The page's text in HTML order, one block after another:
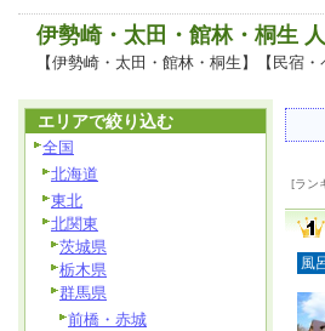
伊勢崎・太田・館林・桐生
【伊勢崎・太田・館林・桐生】【民宿・
[ラン
風
エリアで絞り込む
全国
北海道
東北
北関東
茨城県
栃木県
群馬県
前橋・赤城